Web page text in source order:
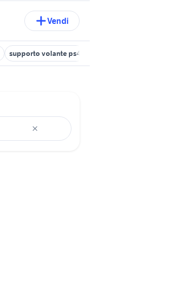
Vendi
supporto volante ps4